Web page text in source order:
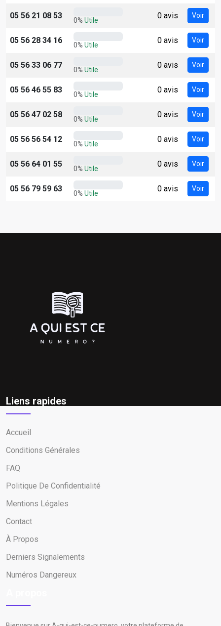
05 56 21 08 53 0% Utile 0 avis Voir
05 56 28 34 16 0% Utile 0 avis Voir
05 56 33 06 77 0% Utile 0 avis Voir
05 56 46 55 83 0% Utile 0 avis Voir
05 56 47 02 58 0% Utile 0 avis Voir
05 56 56 54 12 0% Utile 0 avis Voir
05 56 64 01 55 0% Utile 0 avis Voir
05 56 79 59 63 0% Utile 0 avis Voir
Liens rapides
Accueil
Conditions Générales
FAQ
Politique De Confidentialité
Mentions Légales
Contact
À Propos
Derniers Signalements
Numéros Dangereux